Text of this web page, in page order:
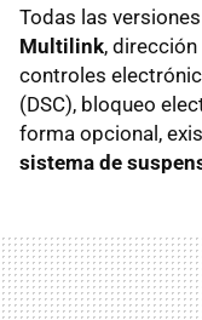
Todas las
Multilink,
controles
(DSC), bloqueo
forma opcional,
sistema de